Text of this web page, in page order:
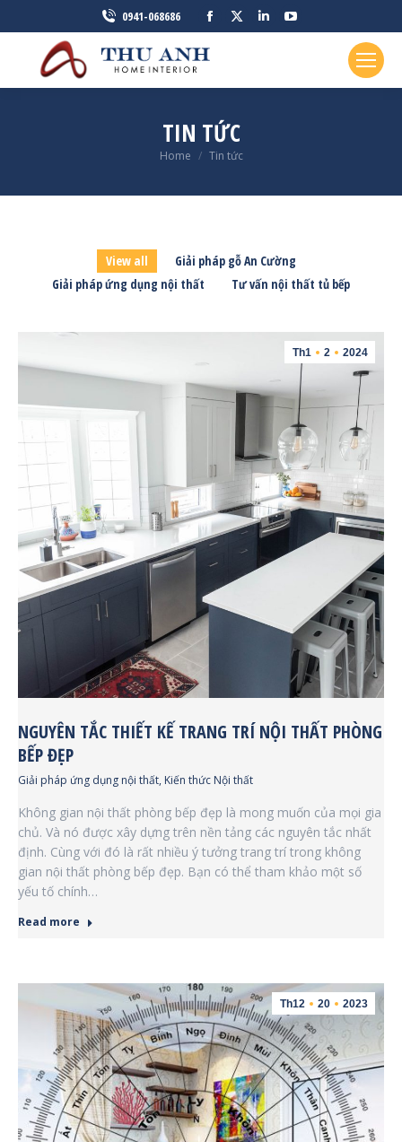
0941-068686
Facebook
in
window
in
Linkedin
in
in
TIN TỨC
You are here:
Home Tin tức
View all
Giải pháp gỗ An Cường
Giải pháp ứng dụng nội thất
Tư vấn nội thất tủ bếp
Th1 2 2024
NGUYÊN TẮC THIẾT KẾ TRANG TRÍ NỘI THẤT PHÒNG
BẾP ĐẸP
Giải pháp ứng dụng nội thất, Kiến thức Nội thất
Không gian nội thất phòng bếp đẹp là mong muốn của mọi gia
chủ. Và nó được xây dựng trên nền tảng các nguyên tắc nhất
định. Cùng với đó là rất nhiều ý tưởng trang trí trong không
gian nội thất phòng bếp đẹp. Bạn có thể tham khảo một số
yếu tố chính…
Read more
Th12 20 2023